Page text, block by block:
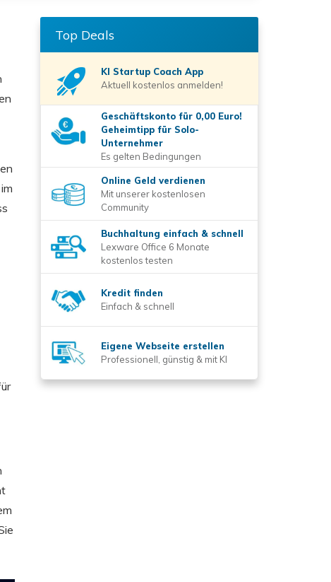
Top Deals
KI Startup Coach App
Aktuell kostenlos anmelden!
Geschäftskonto für 0,00 Euro!
Geheimtipp für Solo-
Unternehmer
Es gelten Bedingungen
Online Geld verdienen
Mit unserer kostenlosen
Community
Buchhaltung einfach & schnell
Lexware Office 6 Monate
kostenlos testen
Kredit finden
Einfach & schnell
Eigene Webseite erstellen
Professionell, günstig & mit KI